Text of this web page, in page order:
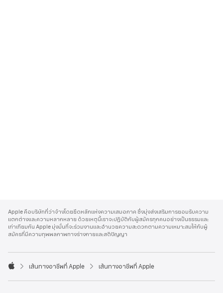
p
p
l
e
o
t
r
Apple คือบริษัทที่ว่าจ้างโดยยึดหลักแห่งความเสมอภาค ซึ่งมุ่งส่งเสริมการยอมรับความ
แตกต่างและความหลากหลาย ด้วยเหตุนี้เราจะปฏิบัติกับผู้สมัครทุกคนอย่างเป็นธรรมและ
เท่าเทียมกัน Apple มุ่งมั่นที่จะร่วมงานและอำนวยความสะดวกตามความเหมาะสมให้กับผู้
สมัครที่มีความทุพพลภาพทางร่างกายและสติปัญญา

p
เส้นทางอาชีพที่ Apple เส้นทางอาชีพที่ Apple